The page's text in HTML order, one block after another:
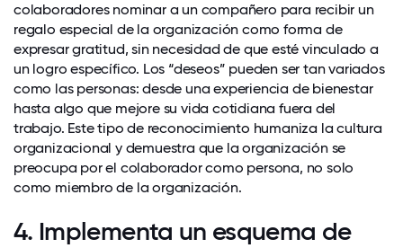
colaboradores nominar a un compañero para recibir un
regalo especial de la organización como forma de
expresar gratitud, sin necesidad de que esté vinculado a
un logro específico. Los “deseos” pueden ser tan variados
como las personas: desde una experiencia de bienestar
hasta algo que mejore su vida cotidiana fuera del
trabajo. Este tipo de reconocimiento humaniza la cultura
organizacional y demuestra que la organización se
preocupa por el colaborador como persona, no solo
como miembro de la organización.
4. Implementa un esquema de